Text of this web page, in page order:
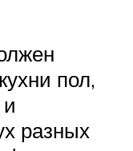
пол,
разных